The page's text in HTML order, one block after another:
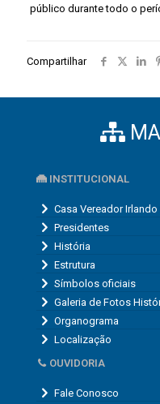
público durante todo o
Compartilhar
INSTITUCIONAL
Casa Vereador
Presidentes
História
Estrutura
Símbolos oficiais
Galeria de Fotos
Organograma
Localização
OUVIDORIA
Fale Conosco